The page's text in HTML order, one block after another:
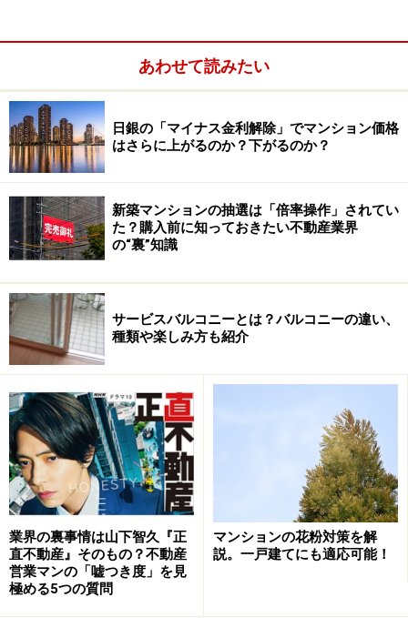
勤や買い物、文化施設などへのアクセスが便利になるこ
とは明らかです。十数年前には多くの人にとって夢でし
かなかった「職住近接」の暮しが実現できるようになっ
ています。
人気の秘密はその価格にもあるでしょう。バブル崩壊後
は地価下落とともに都心のマンションの価格も下がり、
2003年には都区部の平均価格が4599万円までダウン。同
時に広さは拡大し、同年の都区部の平均専有面積は
68.1m2に達しました。その後は都心部の地価上昇傾向に
ともなって価格が上昇に転じつつありますが、2005年の
あわせて読みたい
日銀の「マイナス金利解除」でマンション価格
はさらに上がるのか？下がるのか？
新築マンションの抽選は「倍率操作」されてい
た？購入前に知っておきたい不動産業界
の“裏”知識
サービスバルコニーとは？バルコニーの違い、
種類や楽しみ方も紹介
業界の裏事情は山下智久『正
直不動産』そのもの？不動産
営業マンの「嘘つき度」を見
極める5つの質問
マンションの花粉対策を解
説。一戸建てにも適応可能！